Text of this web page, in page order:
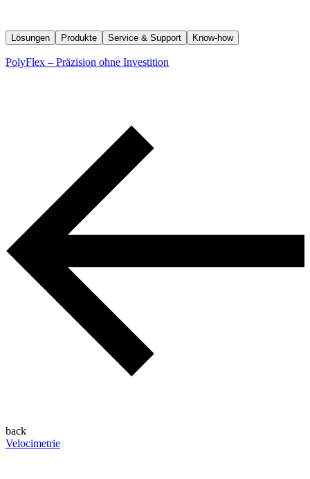
Lösungen Produkte Service & Support Know-how
PolyFlex – Präzision ohne Investition
back
Velocimetrie